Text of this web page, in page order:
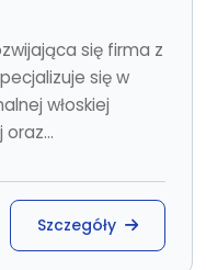
się firma z
się w
włoskiej
Szczegóły